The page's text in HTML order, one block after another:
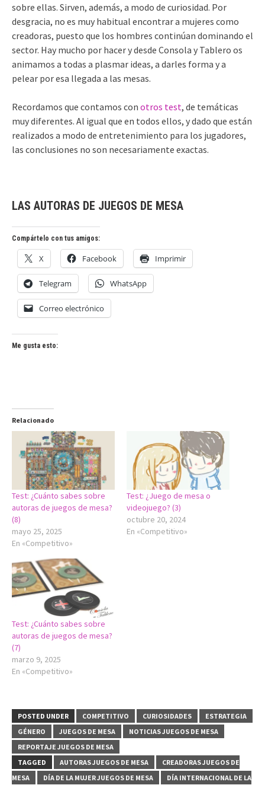
sobre ellas. Sirven, además, a modo de curiosidad. Por
desgracia, no es muy habitual encontrar a mujeres como
creadoras, puesto que los hombres continúan dominando el
sector. Hay mucho por hacer y desde Consola y Tablero os
animamos a todas a plasmar ideas, a darles forma y a
pelear por esa llegada a las mesas.
Recordamos que contamos con otros test, de temáticas
muy diferentes. Al igual que en todos ellos, y dado que están
realizados a modo de entretenimiento para los jugadores,
las conclusiones no son necesariamente exactas.
LAS AUTORAS DE JUEGOS DE MESA
Compártelo con tus amigos:
X Facebook Imprimir
Telegram WhatsApp
Correo electrónico
Me gusta esto:
Relacionado
Test: ¿Cuánto sabes sobre
autoras de juegos de mesa?
(8)
mayo 25, 2025
En «Competitivo»
Test: ¿Juego de mesa o
videojuego? (3)
octubre 20, 2024
En «Competitivo»
Test: ¿Cuánto sabes sobre
autoras de juegos de mesa?
(7)
marzo 9, 2025
En «Competitivo»
POSTED UNDER COMPETITIVO CURIOSIDADES
ESTRATEGIA
GÉNERO
JUEGOS DE MESA
NOTICIAS JUEGOS DE MESA
REPORTAJE JUEGOS DE MESA
TAGGED
AUTORAS JUEGOS DE MESA
CREADORAS JUEGOS DE
MESA
DÍA DE LA MUJER JUEGOS DE MESA
DÍA INTERNACIONAL DE LA